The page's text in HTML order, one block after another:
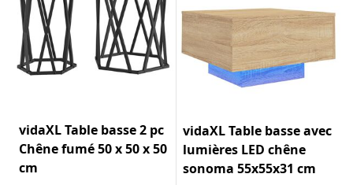
vidaXL Table basse 2 pc
Chêne fumé 50 x 50 x 50
cm
vidaXL Table basse avec
lumières LED chêne
sonoma 55x55x31 cm